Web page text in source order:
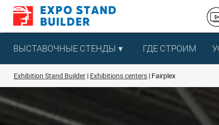
Перейти
содержанию
ВЫСТАВОЧНЫЕ СТЕНДЫ ГДЕ СТРОИМ
Exhibition Stand Builder Exhibitions centers Fairplex